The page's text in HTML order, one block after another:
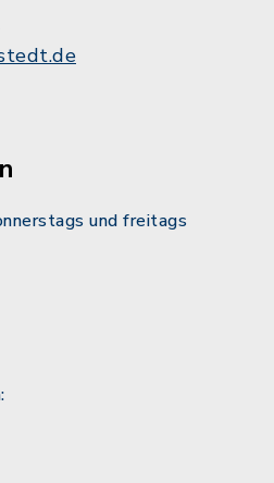
und freitags